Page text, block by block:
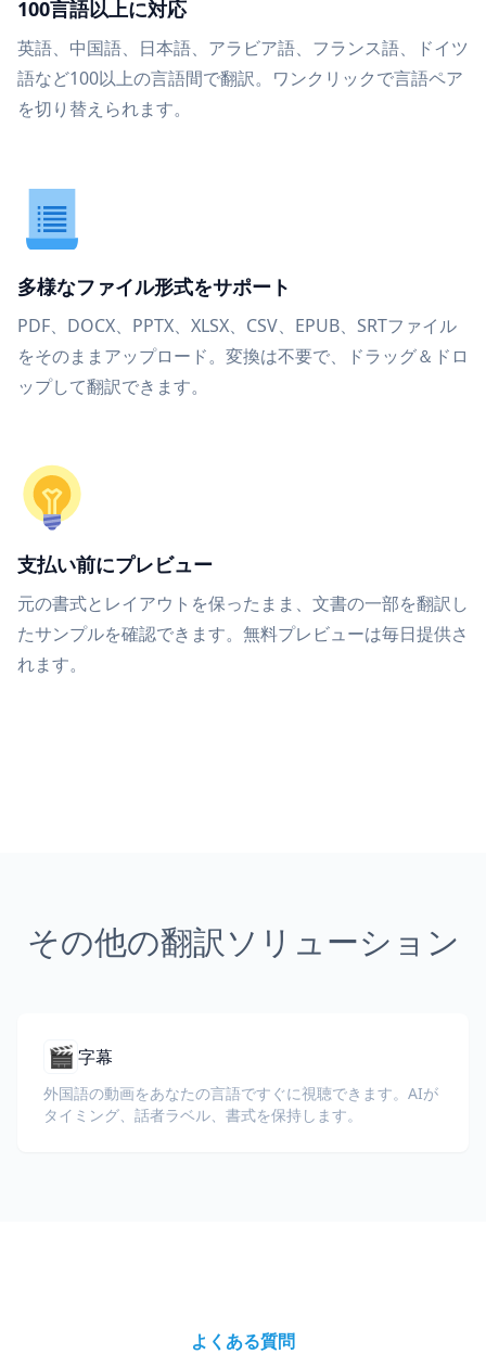
100言語以上に対応
英語、中国語、日本語、アラビア語、フランス語、ドイツ
語など100以上の言語間で翻訳。ワンクリックで言語ペア
を切り替えられます。
多様なファイル形式をサポート
PDF、DOCX、PPTX、XLSX、CSV、EPUB、SRTファイル
をそのままアップロード。変換は不要で、ドラッグ＆ドロ
ップして翻訳できます。
支払い前にプレビュー
元の書式とレイアウトを保ったまま、文書の一部を翻訳し
たサンプルを確認できます。無料プレビューは毎日提供さ
れます。
その他の翻訳ソリューション
🎬 字幕
外国語の動画をあなたの言語ですぐに視聴できます。AIが
タイミング、話者ラベル、書式を保持します。
よくある質問